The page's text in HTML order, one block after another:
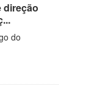
direção
do